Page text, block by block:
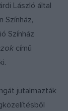
László által
Színház,
Színház
című
jutalmazták